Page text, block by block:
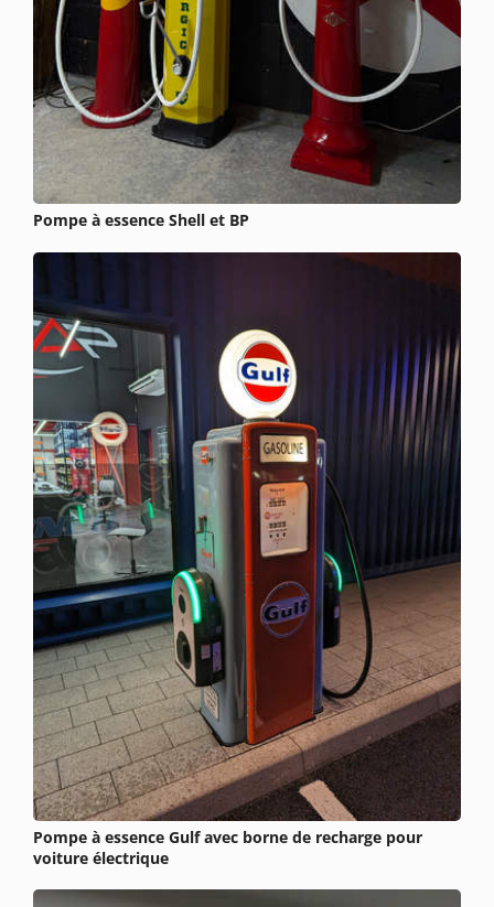
Pompe à essence Shell et BP
Pompe à essence Gulf avec borne de recharge pour
voiture électrique